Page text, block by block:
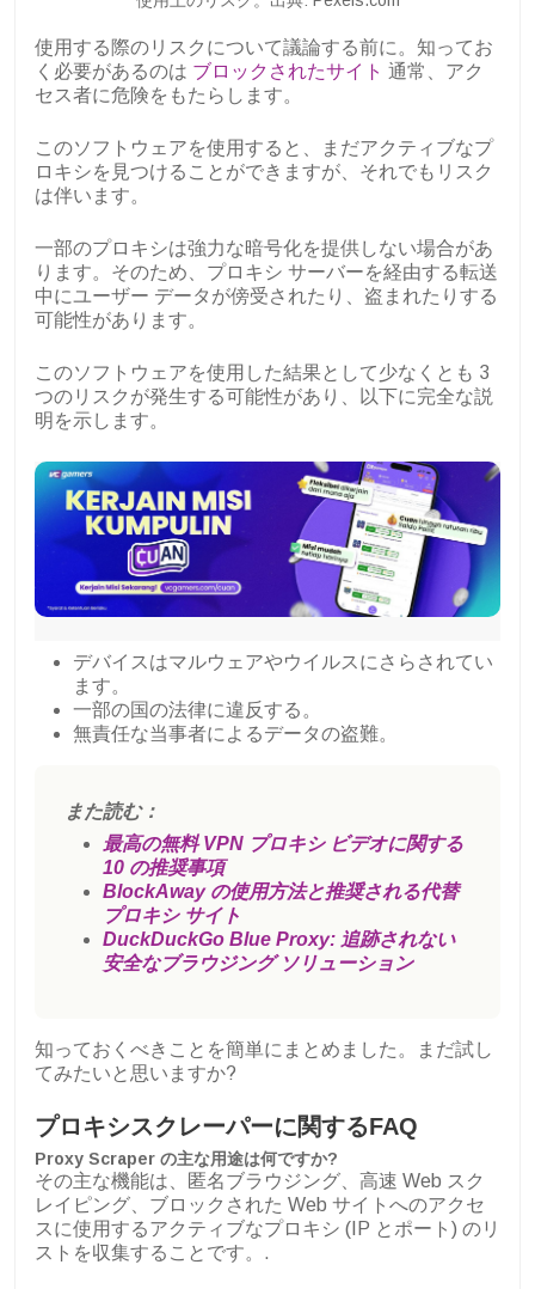
使用する際のリスクについて議論する前に。知ってお
く必要があるのは ブロックされたサイト 通常、アク
セス者に危険をもたらします。
このソフトウェアを使用すると、まだアクティブなプ
ロキシを見つけることができますが、それでもリスク
は伴います。
一部のプロキシは強力な暗号化を提供しない場合があ
ります。そのため、プロキシ サーバーを経由する転送
中にユーザー データが傍受されたり、盗まれたりする
可能性があります。
このソフトウェアを使用した結果として少なくとも 3
つのリスクが発生する可能性があり、以下に完全な説
明を示します。
デバイスはマルウェアやウイルスにさらされてい
ます。
一部の国の法律に違反する。
無責任な当事者によるデータの盗難。
また読む：
最高の無料 VPN プロキシ ビデオに関する
10 の推奨事項
BlockAway の使用方法と推奨される代替
プロキシ サイト
DuckDuckGo Blue Proxy: 追跡されない
安全なブラウジング ソリューション
知っておくべきことを簡単にまとめました。まだ試し
てみたいと思いますか?
プロキシスクレーパーに関するFAQ
Proxy Scraper の主な用途は何ですか?
その主な機能は、匿名ブラウジング、高速 Web スク
レイピング、ブロックされた Web サイトへのアクセ
スに使用するアクティブなプロキシ (IP とポート) のリ
ストを収集することです。.